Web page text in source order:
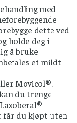
med
dette ved
holde deg i
å bruke
et mildt
Movicol®.
du trenge
får du kjøpt uten